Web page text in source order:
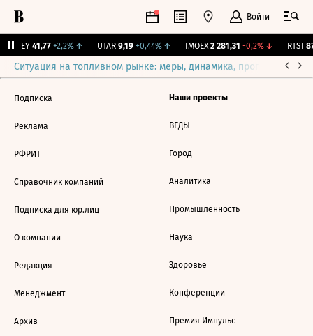
Войти
OKEY 41,77 +2,2%↑ UTAR 9,19 +0,44%↑ IMOEX 2 281,31 -0,2%↓ RTSI
Ситуация на топливном рынке: меры, динамика, прогнозы
Подписка
Реклама
РФРИТ
Справочник компаний
Подписка для юр.лиц
О компании
Редакция
Менеджмент
Архив
Наши проекты
ВЕДЫ
Город
Аналитика
Промышленность
Наука
Здоровье
Конференции
Премия Импульс